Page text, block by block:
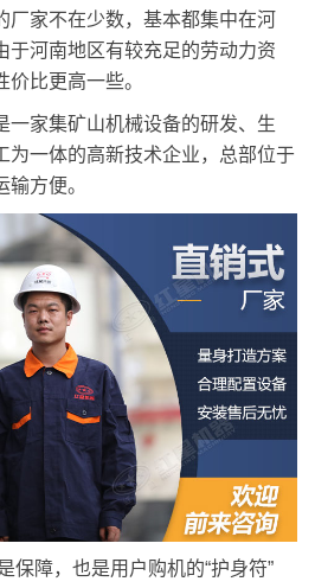
厂家不在少数，基本都集中在河
于河南地区有较充足的劳动力资
比更高一些。
一家集矿山机械设备的研发、生
为一体的高新技术企业，总部位于
方便。
保障，也是用户购机的“护身符”